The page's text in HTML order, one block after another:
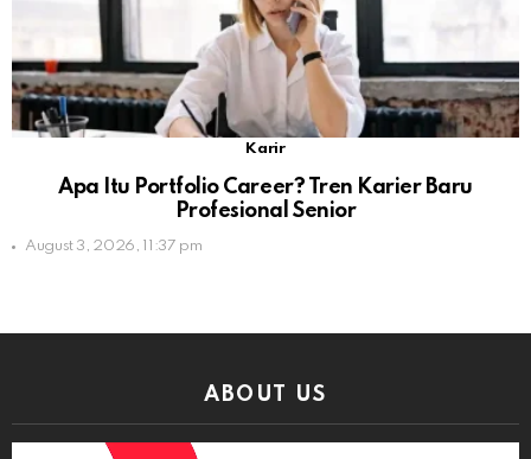
Karir
Apa Itu Portfolio Career? Tren Karier Baru
Profesional Senior
August 3, 2026, 11:37 pm
ABOUT US